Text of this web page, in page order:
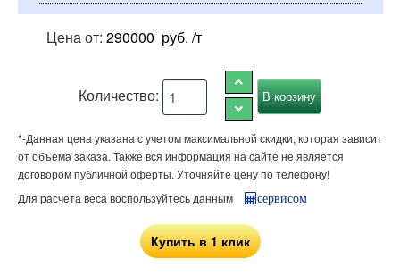
Цена от: 290000 руб. /т
Количество:
*-Данная цена указана с учетом максимальной скидки, которая зависит
от объема заказа. Также вся информация на сайте не является
договором публичной оферты. Уточняйте цену по телефону!
Для расчета веса воспользуйтесь данным
сервисом
Купить в 1 клик